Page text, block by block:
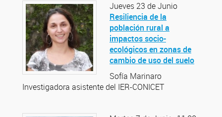
Jueves 23 de Junio
Resiliencia de la
población rural a
impactos socio-
ecológicos en zonas de
cambio de uso del suelo
Sofía Marinaro
Investigadora asistente del IER-CONICET